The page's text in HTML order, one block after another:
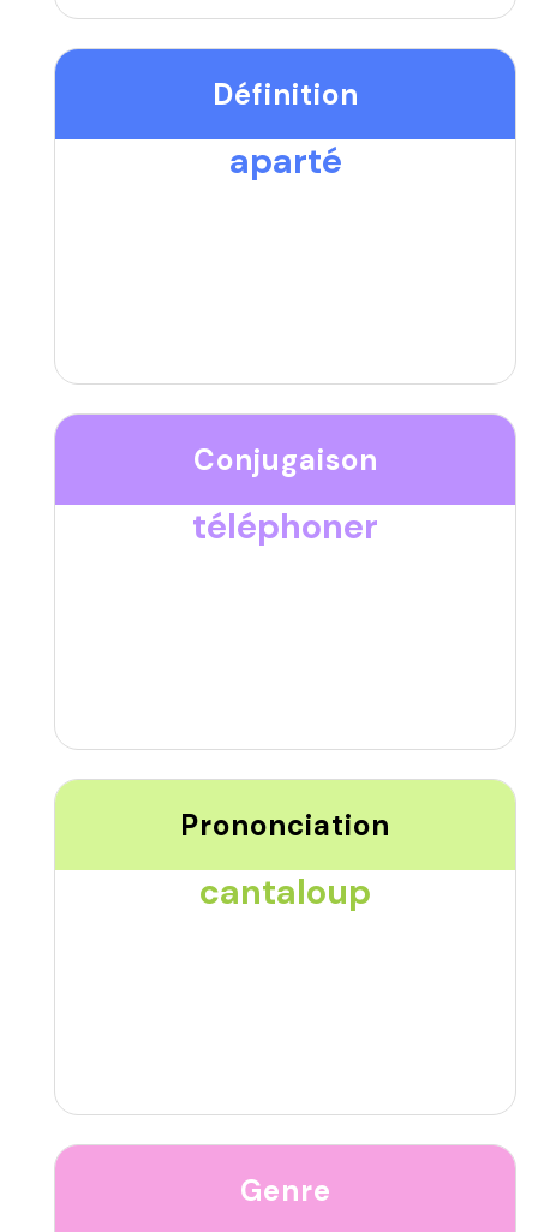
Définition
aparté
Conjugaison
téléphoner
Prononciation
cantaloup
Genre